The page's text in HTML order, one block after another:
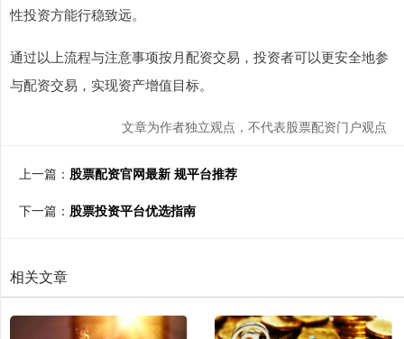
性投资方能行稳致远。
通过以上流程与注意事项按月配资交易，投资者可以更安全地参
与配资交易，实现资产增值目标。
文章为作者独立观点，不代表股票配资门户观点
上一篇： 股票配资官网最新 规平台推荐
下一篇： 股票投资平台优选指南
相关文章